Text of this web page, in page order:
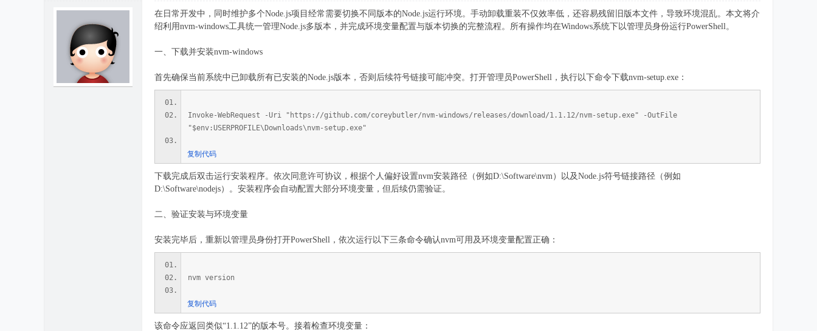
在日常开发中，同时维护多个Node.js项目经常需要切换不同版本的Node.js运行环境。手动卸载重装不仅效率低，还容易残留旧版本文件，导致环境混乱。本文将介
绍利用nvm-windows工具统一管理Node.js多版本，并完成环境变量配置与版本切换的完整流程。所有操作均在Windows系统下以管理员身份运行PowerShell。
一、下载并安装nvm-windows
首先确保当前系统中已卸载所有已安装的Node.js版本，否则后续符号链接可能冲突。打开管理员PowerShell，执行以下命令下载nvm-setup.exe：
Invoke-WebRequest -Uri "https://github.com/coreybutler/nvm-windows/releases/download/1.1.12/nvm-setup.exe" -OutFile
"$env:USERPROFILE\Downloads\nvm-setup.exe"
复制代码
下载完成后双击运行安装程序。依次同意许可协议，根据个人偏好设置nvm安装路径（例如D:\Software\nvm）以及Node.js符号链接路径（例如
D:\Software\nodejs）。安装程序会自动配置大部分环境变量，但后续仍需验证。
二、验证安装与环境变量
安装完毕后，重新以管理员身份打开PowerShell，依次运行以下三条命令确认nvm可用及环境变量配置正确：
nvm version
复制代码
该命令应返回类似“1.1.12”的版本号。接着检查环境变量：